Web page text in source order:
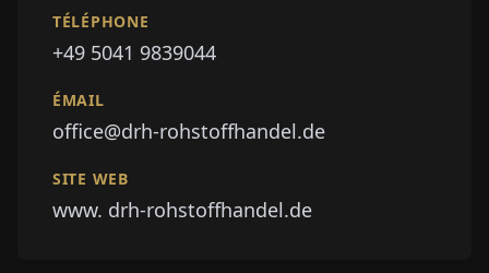
TÉLÉPHONE
+49 5041 9839044
ÉMAIL
office@drh-rohstoffhandel.de
SITE WEB
www. drh-rohstoffhandel.de